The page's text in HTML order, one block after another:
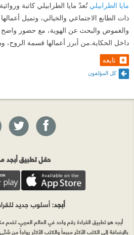
من عفن هذا الفساد،
الخاصة التي تتم بها، تجارة
تابعة للنظام لتستولي عليها،
أهم سؤال: هل تغير شيء؟
ثم نأتي لأهم عمود قامت عليه
من نصيب "قسمت"، و"عدنان"
نوع خاص قبل وآثناء وبعد
بالبناء مثل هذه الرواية، رغم أن
الخمسمائة صفحة، ولكني لم أشعر
مايا الطرابيلي تُعدّ مايا الطرابيلي كاتبة
ذات الطابع الاجتماعي والخيالي، وتميل
والغموض والبحث عن الهوية، مع حضور واضح
داخل الحكاية.من أبرز أعمالها قسمة الروح،
تابعه
كل المؤلفون
حمّل تطبيق أبجد
أبجد: أسلوب جديد
أبجد هو تطبيق القراءة رقم واحد في العالم العربي. تضم
بالإضافة إلى الكتب الأكثر مبيعاً والكتب الأكثر رواجاً